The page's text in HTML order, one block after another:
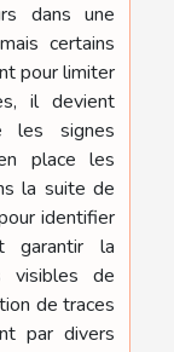
dans une
certains
pour limiter
il devient
les signes
place les
la suite de
identifier
garantir la
visibles de
de traces
par divers